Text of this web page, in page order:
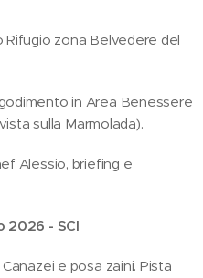
zona Belvedere del
in Area Benessere
sulla Marmolada).
Alessio, briefing e
2026 - SCI
e posa zaini. Pista